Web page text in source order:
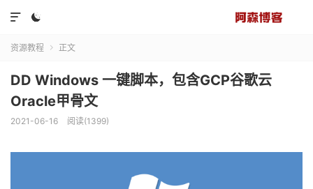


资源教程  正文
DD Windows 一键脚本，包含GCP谷歌云
Oracle甲骨文
2021-06-16 阅读(1399)